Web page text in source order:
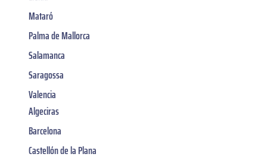
Mataró
Palma de Mallorca
Salamanca
Saragossa
Valencia
Algeciras
Barcelona
Castellón de la Plana